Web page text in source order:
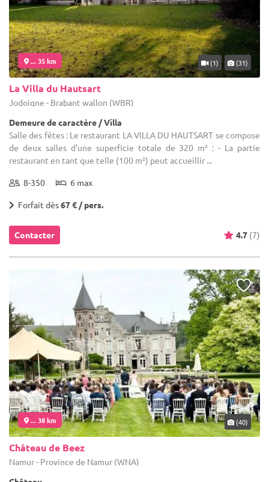
... 35 km (1) (31)
La Villa du Hautsart
Jodoigne - Brabant wallon (WBR)
Demeure de caractère / Villa
Salle des fêtes : Le restaurant LA VILLA DU HAUTSART se compose
de deux salles d'une superficie totale de 320 m² : - La partie
restaurant en tant que telle (100 m²) peut accueillir ...
8-350 6 max
Forfait dès67 € / pers.
Contacter 4.7 (7)
... 38 km (40)
Château de Beez
Namur - Province de Namur (WNA)